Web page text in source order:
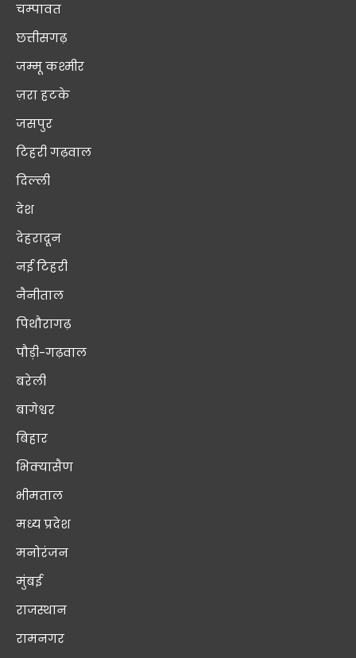
चम्पावत
छत्तीसगढ़
जम्मू कश्मीर
ज़रा हटके
जसपुर
टिहरी गढ़वाल
दिल्ली
देश
देहरादून
नई टिहरी
नैनीताल
पिथौरागढ़
पौड़ी-गढ़वाल
बरेली
बागेश्वर
बिहार
भिक्यासैण
भीमताल
मध्य प्रदेश
मनोरंजन
मुंबई
राजस्थान
रामनगर